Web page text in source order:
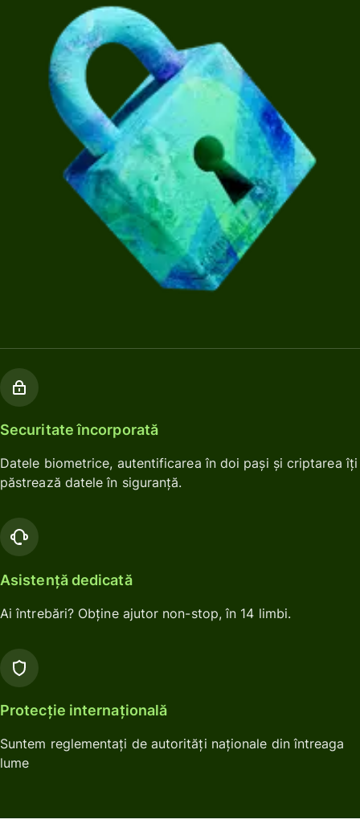
Securitate încorporată
Datele biometrice, autentificarea în doi pași și criptarea îți
păstrează datele în siguranță.
Asistență dedicată
Ai întrebări? Obține ajutor non-stop, în 14 limbi.
Protecție internațională
Suntem reglementați de autorități naționale din întreaga
lume